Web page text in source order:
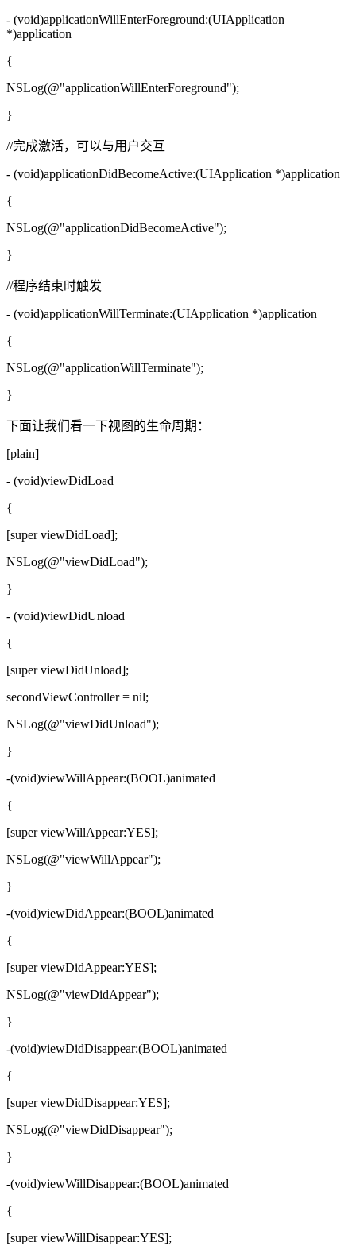
- (void)applicationWillEnterForeground:(UIApplication
*)application
{
NSLog(@"applicationWillEnterForeground");
}
//完成激活，可以与用户交互
- (void)applicationDidBecomeActive:(UIApplication *)application
{
NSLog(@"applicationDidBecomeActive");
}
//程序结束时触发
- (void)applicationWillTerminate:(UIApplication *)application
{
NSLog(@"applicationWillTerminate");
}
下面让我们看一下视图的生命周期：
[plain]
- (void)viewDidLoad
{
[super viewDidLoad];
NSLog(@"viewDidLoad");
}
- (void)viewDidUnload
{
[super viewDidUnload];
secondViewController = nil;
NSLog(@"viewDidUnload");
}
-(void)viewWillAppear:(BOOL)animated
{
[super viewWillAppear:YES];
NSLog(@"viewWillAppear");
}
-(void)viewDidAppear:(BOOL)animated
{
[super viewDidAppear:YES];
NSLog(@"viewDidAppear");
}
-(void)viewDidDisappear:(BOOL)animated
{
[super viewDidDisappear:YES];
NSLog(@"viewDidDisappear");
}
-(void)viewWillDisappear:(BOOL)animated
{
[super viewWillDisappear:YES];